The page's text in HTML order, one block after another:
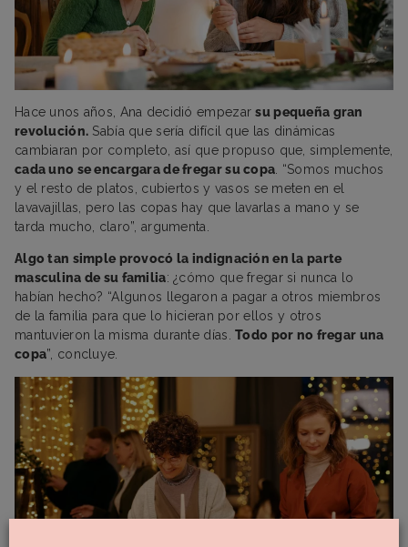
Hace unos años, Ana decidió empezarsu pequeña gran
revolución. Sabía que sería difícil que las dinámicas
cambiaran por completo, así que propuso que, simplemente,
cada uno se encargara de fregar su copa . “Somos muchos
y el resto de platos, cubiertos y vasos se meten en el
lavavajillas, pero las copas hay que lavarlas a mano y se
tarda mucho, claro”, argumenta.
Algo tan simple provocó la indignación en la parte
masculina de su familia: ¿cómo que fregar si nunca lo
habían hecho? “Algunos llegaron a pagar a otros miembros
de la familia para que lo hicieran por ellos y otros
mantuvieron la misma durante días.Todo por no fregar una
copa”, concluye.